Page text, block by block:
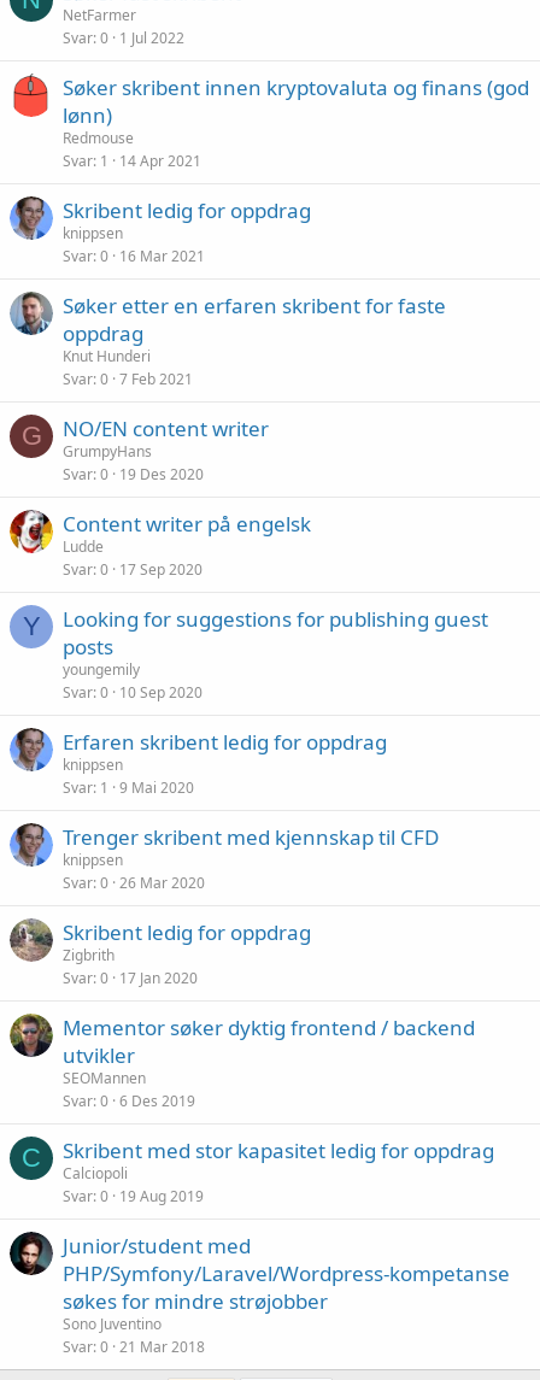
NetFarmer
Svar 0 1 Jul 2022
Søker skribent innen kryptovaluta og finans (god
lønn)
Redmouse
Svar 1 14 Apr 2021
Skribent ledig for oppdrag
knippsen
Svar 0 16 Mar 2021
Søker etter en erfaren skribent for faste
oppdrag
Knut Hunderi
Svar 0 7 Feb 2021
G NO/EN content writer
GrumpyHans
Svar 0 19 Des 2020
Content writer på engelsk
Ludde
Svar 0 17 Sep 2020
Y
Looking for suggestions for publishing guest
posts
youngemily
Svar 0 10 Sep 2020
Erfaren skribent ledig for oppdrag
knippsen
Svar 1 9 Mai 2020
Trenger skribent med kjennskap til CFD
knippsen
Svar 0 26 Mar 2020
Skribent ledig for oppdrag
Zigbrith
Svar 0 17 Jan 2020
Mementor søker dyktig frontend / backend
utvikler
SEOMannen
Svar 0 6 Des 2019
C Skribent med stor kapasitet ledig for oppdrag
Calciopoli
Svar 0 19 Aug 2019
Junior/student med
PHP/Symfony/Laravel/Wordpress-kompetanse
søkes for mindre strøjobber
Sono Juventino
Svar 0 21 Mar 2018